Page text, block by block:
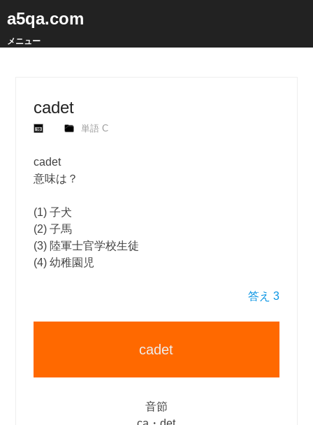
a5qa.com
メニュー
cadet
単語 C
cadet
意味は？
(1) 子犬
(2) 子馬
(3) 陸軍士官学校生徒
(4) 幼稚園児
答え 3
cadet
音節